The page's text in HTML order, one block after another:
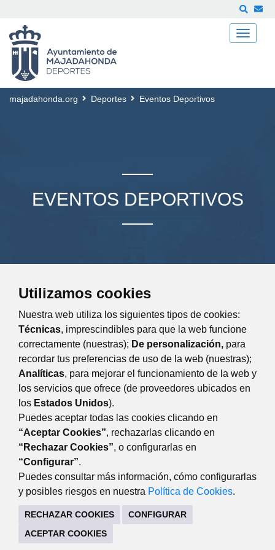
Utilizamos cookies
Nuestra web utiliza los siguientes tipos de cookies:
Técnicas, imprescindibles para que la web funcione
correctamente (nuestras); De personalización, para
recordar tus preferencias de uso de la web (nuestras);
Analíticas, para mejorar el funcionamiento de la web y
los servicios que ofrece (de proveedores ubicados en
los Estados Unidos).
Puedes aceptar todas las cookies clicando en
“Aceptar Cookies”, rechazarlas clicando en
“Rechazar Cookies”, o configurarlas en
“Configurar”.
Puedes consultar más información, cómo configurarlas
y posibles riesgos en nuestra Política de Cookies.
RECHAZAR COOKIES
CONFIGURAR
ACEPTAR COOKIES
majadahonda.org Deportes Eventos Deportivos
EVENTOS DEPORTIVOS
Anterior domingo
Centro Deportivo 'Huerta Vieja'. Acceso por C/Puerto de
Cotos, s/n 28220 Majadahonda
91 634 94 23
deportes@majadahonda.org
CONTACTO